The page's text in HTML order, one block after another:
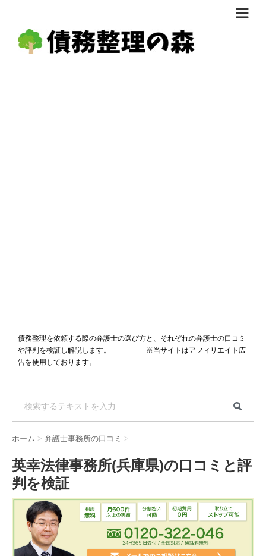
債務整理体験談
債務整理を依頼する際の弁護士の選び方と、それぞれの弁護士の口コミ
や評判を検証し解説します。 ※当サイトはアフィリエイト広
告を使用しております。
ホーム > 弁護士事務所の口コミ >
英幸法律事務所(兵庫県)の口コミと評
判を検証